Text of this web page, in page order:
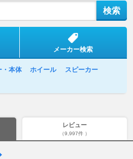
メーカー検索
・本体 ホイール
スピーカー
レビュー
（9,997件 ）